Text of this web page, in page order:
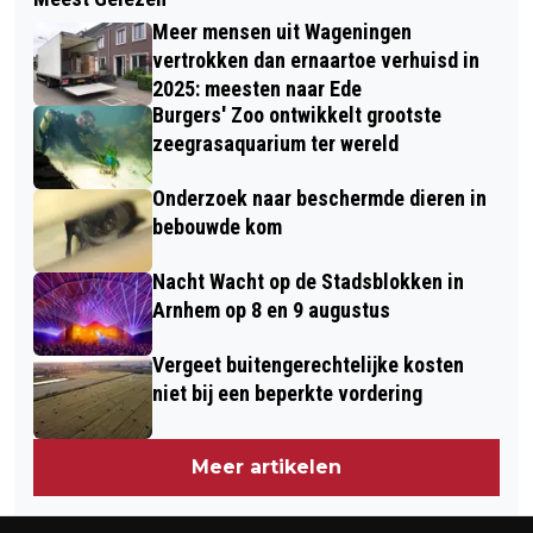
JAN DIJKSTRA BIJ AFSCHEID
GEMEENTERAAD
OUDERAVOND: OMGAAN MET
TEGENSLAGEN BIJ JONGEREN OP 7
APRIL
Meer mensen uit Wageningen
vertrokken dan ernaartoe verhuisd in
2025: meesten naar Ede
Burgers' Zoo ontwikkelt grootste
zeegrasaquarium ter wereld
Onderzoek naar beschermde dieren in
bebouwde kom
Nacht Wacht op de Stadsblokken in
Arnhem op 8 en 9 augustus
Vergeet buitengerechtelijke kosten
niet bij een beperkte vordering
Meer artikelen